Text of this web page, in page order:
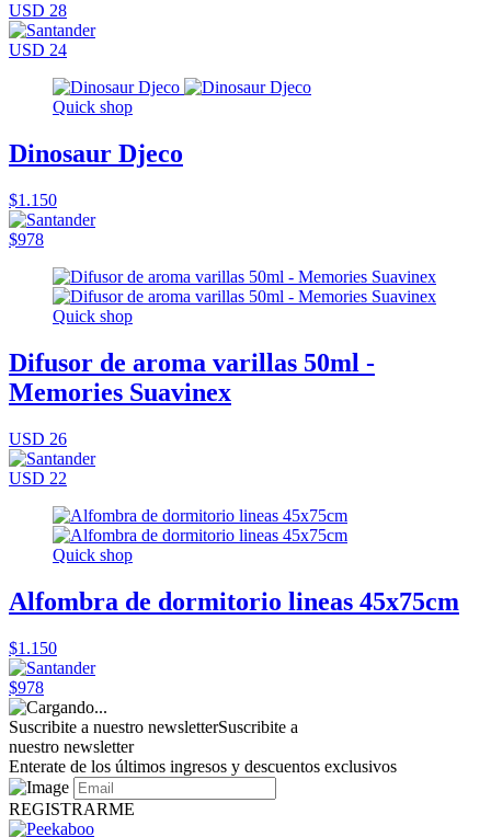
USD 28
USD 24
Quick shop
Dinosaur Djeco
$1.150
$978
Quick shop
Difusor de aroma varillas 50ml -
Memories Suavinex
USD 26
USD 22
Quick shop
Alfombra de dormitorio lineas 45x75cm
$1.150
$978
Suscribite a nuestro newsletterSuscribite a
nuestro newsletter
Enterate de los últimos ingresos y descuentos exclusivos
REGISTRARME